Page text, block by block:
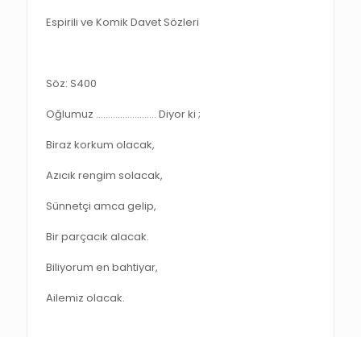
Espirili ve Komik Davet Sözleri
Söz: S400
Oğlumuz ……………………. Diyor ki ;
Biraz korkum olacak,
Azıcık rengim solacak,
Sünnetçi amca gelip,
Bir parçacık alacak.
Biliyorum en bahtiyar,
Ailemiz olacak.